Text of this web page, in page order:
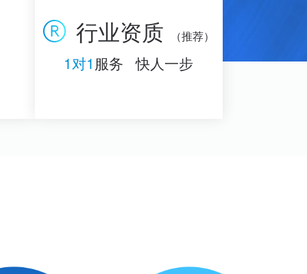
行业资质 （推荐）
1对1 服务 快人一步